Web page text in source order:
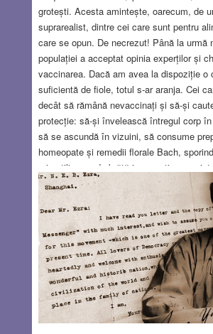
grotești. Acesta amintește, oarecum, de
suprarealist, dintre cei care sunt pentru
care se opun. De necrezut! Până la urmă
populației a acceptat opinia experților și
vaccinarea. Dacă am avea la dispoziție o
suficientă de fiole, totul s-ar aranja. Cei
decât să rămână nevaccinați și să-și
protecție: să-și învelească întregul corp
să se ascundă în vizuini, să consume
homeopate și remedii florale Bach,
prin utilizarea de brățări magnetice cu pietre
semiprețioase, amulete de cristal, și
termen mai lung, selecția darwiniană,
proporția acestei subpopulații. Cât
acest tratament profilactic care să le
ba chiar viața, ei se luptă să-l obțină la
simplu deloc…
Read more…
FEB 25, 2021